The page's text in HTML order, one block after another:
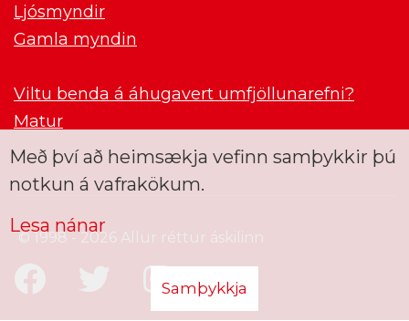
Ljósmyndir
Gamla myndin
Viltu benda á áhugavert umfjöllunarefni?
Matur
© 1998 - 2026 Allur réttur áskilinn
Með því að heimsækja vefinn samþykkir þú
notkun á vafrakökum.
Lesa nánar
Samþykkja